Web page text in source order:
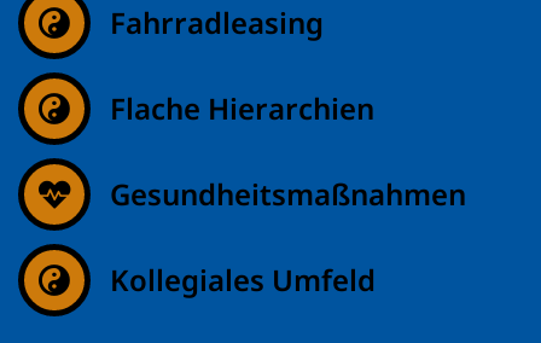
Fahrradleasing
Flache Hierarchien
Gesundheitsmaßnahmen
Kollegiales Umfeld